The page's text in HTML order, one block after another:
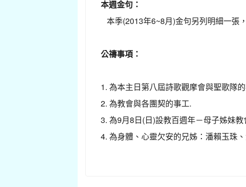
本週金句：
本季(2013年6~8月)金句另列明細一張
公禱事項：
1. 為本主日第八屆詩歌觀摩會與聖歌隊
2. 為教會與各團契的事工.
3. 為9月8日(日)設教百週年－母子姊妹
4. 為身體、心靈欠安的兄姊：潘賴玉珠